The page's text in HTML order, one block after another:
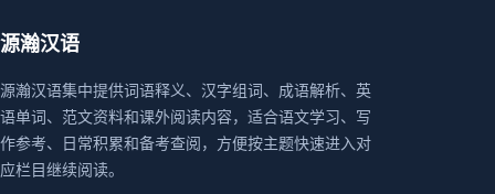
源瀚汉语
源瀚汉语集中提供词语释义、汉字组词、成语解析、英
语单词、范文资料和课外阅读内容，适合语文学习、写
作参考、日常积累和备考查阅，方便按主题快速进入对
应栏目继续阅读。